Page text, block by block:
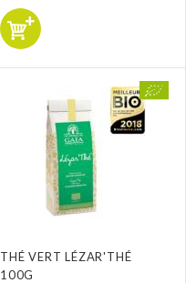
THÉ VERT LÉZAR'THÉ
100G